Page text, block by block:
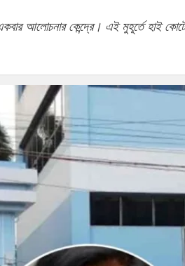
আলোচনার কেন্দ্রে। এই মুহূর্তে হাই